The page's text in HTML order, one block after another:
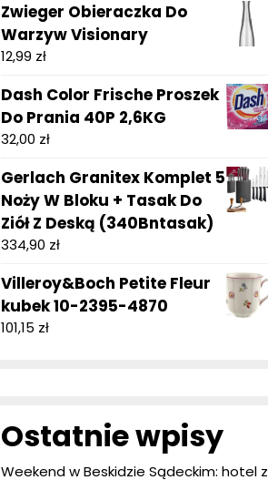
Zwieger Obieraczka Do
Warzyw Visionary
12,99 zł
Dash Color Frische Proszek
Do Prania 40P 2,6KG
32,00 zł
Gerlach Granitex Komplet 5
Noży W Bloku + Tasak Do
Ziół Z Deską (340Bntasak)
334,90 zł
Villeroy&Boch Petite Fleur
kubek 10-2395-4870
101,15 zł
Ostatnie wpisy
Weekend w Beskidzie Sądeckim: hotel z